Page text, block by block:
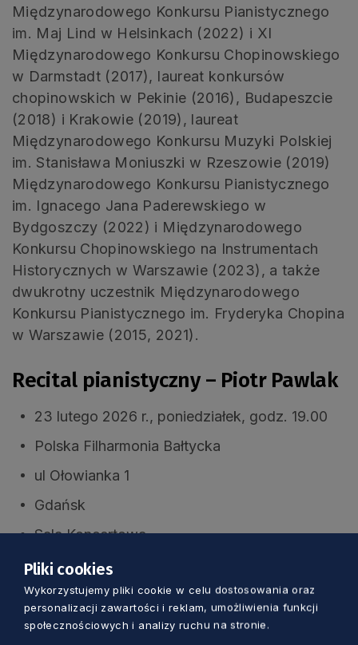
Międzynarodowego Konkursu Pianistycznego
im. Maj Lind w Helsinkach (2022) i XI
Międzynarodowego Konkursu Chopinowskiego
w Darmstadt (2017), laureat konkursów
chopinowskich w Pekinie (2016), Budapeszcie
(2018) i Krakowie (2019), laureat
Międzynarodowego Konkursu Muzyki Polskiej
im. Stanisława Moniuszki w Rzeszowie (2019)
Międzynarodowego Konkursu Pianistycznego
im. Ignacego Jana Paderewskiego w
Bydgoszczy (2022) i Międzynarodowego
Konkursu Chopinowskiego na Instrumentach
Historycznych w Warszawie (2023), a także
dwukrotny uczestnik Międzynarodowego
Konkursu Pianistycznego im. Fryderyka Chopina
w Warszawie (2015, 2021).
Recital pianistyczny – Piotr Pawlak
23 lutego 2026 r., poniedziałek, godz. 19.00
Polska Filharmonia Bałtycka
ul Ołowianka 1
Gdańsk
Sala Koncertowa
Bilety: 33-100 zł
Pliki cookies
Wykorzystujemy pliki cookie w celu dostosowania oraz
personalizacji zawartości i reklam, umożliwienia funkcji
społecznościowych i analizy ruchu na stronie.